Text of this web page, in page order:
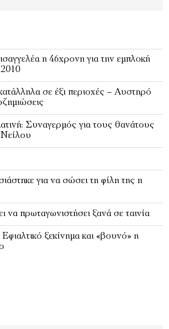
η 46χρονη για την εμπλοκή
σε έξι περιοχές – Αυστηρό
Συναγερμός για τους θανάτους
για να σώσει τη φίλη της η
πρωταγωνιστήσει ξανά σε ταινία
ξεκίνημα και «βουνό» η